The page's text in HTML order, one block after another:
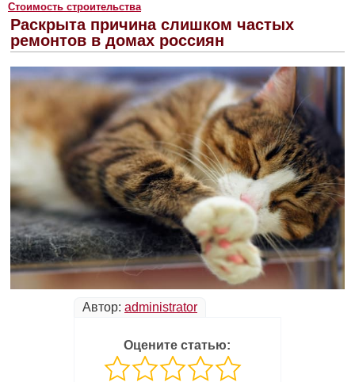
Стоимость строительства
Раскрыта причина слишком частых
ремонтов в домах россиян
Автор: administrator
Оцените статью: